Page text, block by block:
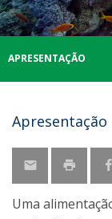
APRESENTAÇÃO
Apresentação
Uma